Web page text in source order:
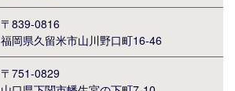
〒839-0816
福岡県久留米市山川野口町16-46
〒751-0829